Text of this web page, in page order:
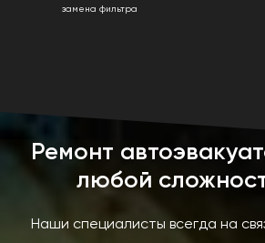
замена фильтра
Ремонт
любой
Наши специалисты всегда на